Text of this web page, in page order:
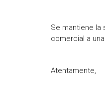
Se mantiene la
comercial a
Atentamente,